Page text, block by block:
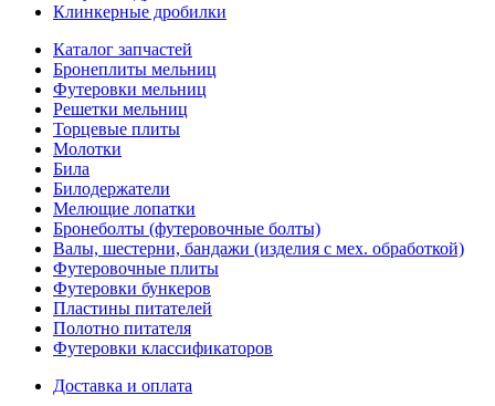
Клинкерные дробилки
Каталог запчастей
Бронеплиты мельниц
Футеровки мельниц
Решетки мельниц
Торцевые плиты
Молотки
Била
Билодержатели
Мелющие лопатки
Бронеболты (футеровочные болты)
Валы, шестерни, бандажи (изделия с мех. обработкой)
Футеровочные плиты
Футеровки бункеров
Пластины питателей
Полотно питателя
Футеровки классификаторов
Доставка и оплата